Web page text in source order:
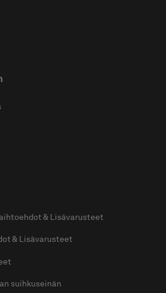
& Lisävarusteet
& Lisävarusteet
suihkuseinän